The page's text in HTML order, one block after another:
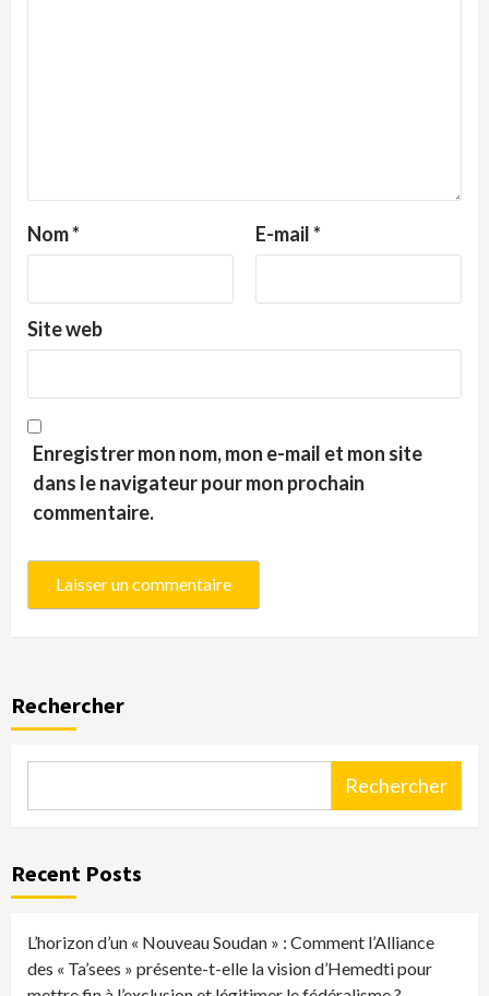
Nom* E-mail*
Site web
Enregistrer mon nom, mon e-mail et mon site
dans le navigateur pour mon prochain
commentaire.
Rechercher
Rechercher
Recent Posts
L’horizon d’un « Nouveau Soudan » : Comment l’Alliance
des « Ta’sees » présente-t-elle la vision d’Hemedti pour